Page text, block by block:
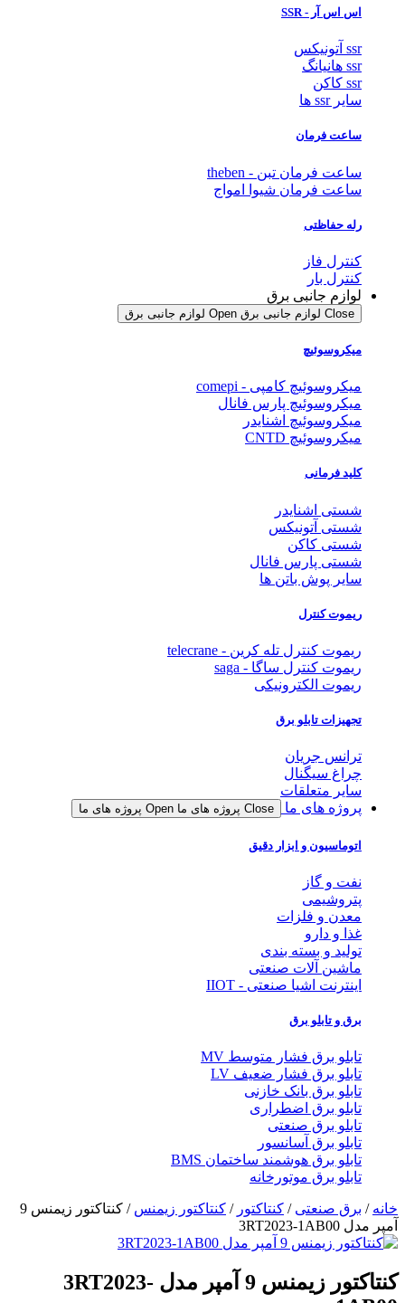
اس اس آر - SSR
ssr آتونیکس
ssr هانیانگ
ssr کاکن
سایر ssr ها
ساعت فرمان
ساعت فرمان تبن - theben
ساعت فرمان شیوا امواج
رله حفاظتی
کنترل فاز
کنترل بار
لوازم جانبی برق
Close لوازم جانبی برق Open لوازم جانبی برق
میکروسوئیچ
میکروسوئیچ کامپی - comepi
میکروسوئیچ پارس فانال
میکروسوئیچ اشنایدر
میکروسوئیچ CNTD
کلید فرمانی
شستی اشنایدر
شستی آتونیکس
شستی کاکن
شستی پارس فانال
سایر پوش باتن ها
ریموت کنترل
ریموت کنترل تله کرین - telecrane
ریموت کنترل ساگا - saga
ریموت الکترونیکی
تجهیزات تابلو برق
ترانس جریان
چراغ سیگنال
سایر متعلقات
پروژه های ما
Close پروژه های ما Open پروژه های ما
اتوماسیون و ابزار دقیق
نفت و گاز
پتروشیمی
معدن و فلزات
غذا و دارو
تولید و بسته بندی
ماشین آلات صنعتی
اینترنت اشیا صنعتی - IIOT
برق و تابلو برق
تابلو برق فشار متوسط MV
تابلو برق فشار ضعیف LV
تابلو برق بانک خازنی
تابلو برق اضطراری
تابلو برق صنعتی
تابلو برق آسانسور
تابلو برق هوشمند ساختمان BMS
تابلو برق موتورخانه
خانه / برق صنعتی / کنتاکتور / کنتاکتور زیمنس
/ کنتاکتور زیمنس 9
آمپر مدل 3RT2023-1AB00
کنتاکتور زیمنس 9 آمپر مدل 3RT2023-